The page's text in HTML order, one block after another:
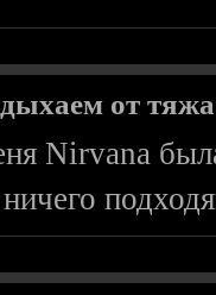
от
Nirvana